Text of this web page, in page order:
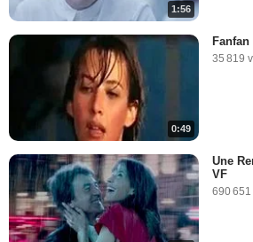
1:56
0:49
Fanfan
35 819
Une
VF
690